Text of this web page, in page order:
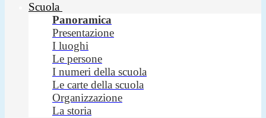
Scuola
Panoramica
Presentazione
I luoghi
Le persone
I numeri della scuola
Le carte della scuola
Organizzazione
La storia